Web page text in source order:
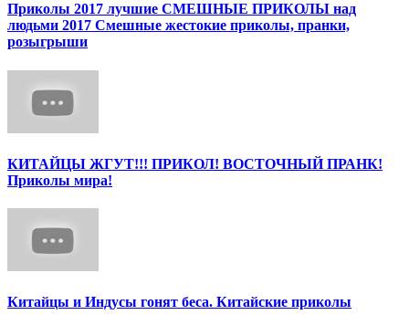
Приколы 2017 лучшие СМЕШНЫЕ ПРИКОЛЫ над
людьми 2017 Смешные жестокие приколы, пранки,
розыгрыши
КИТАЙЦЫ ЖГУТ!!! ПРИКОЛ! ВОСТОЧНЫЙ ПРАНК!
Приколы мира!
Китайцы и Индусы гонят беса. Китайские приколы